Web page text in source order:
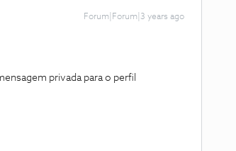
Forum|Forum|3 years ago
privada para o perfil